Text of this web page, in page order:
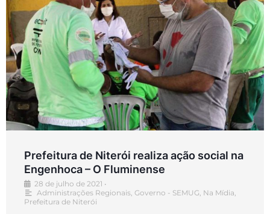
Prefeitura de Niterói realiza ação social na
Engenhoca – O Fluminense
28 de julho de 2021 •
Administrações Regionais, Governo - SEMUG, Na Mídia,
Prefeitura de Niterói